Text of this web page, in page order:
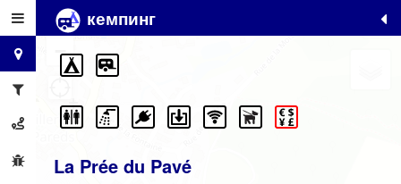
кемпинг
La Prée du Pavé
+
−